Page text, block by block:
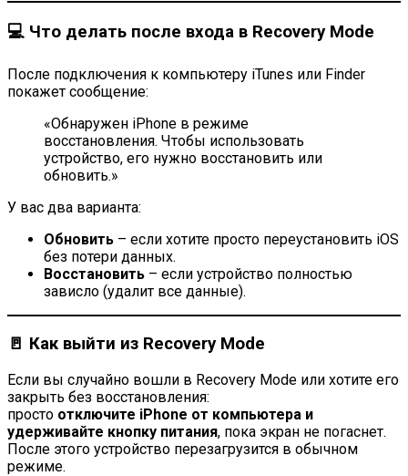
💻 Что делать после входа в Recovery Mode
После подключения к компьютеру iTunes или Finder
покажет сообщение:
«Обнаружен iPhone в режиме
восстановления. Чтобы использовать
устройство, его нужно восстановить или
обновить.»
У вас два варианта:
Обновить – если хотите просто переустановить iOS
без потери данных.
Восстановить – если устройство полностью
зависло (удалит все данные).
🚪 Как выйти из Recovery Mode
Если вы случайно вошли в Recovery Mode или хотите его
закрыть без восстановления:
просто отключите iPhone от компьютера и
удерживайте кнопку питания, пока экран не погаснет.
После этого устройство перезагрузится в обычном
режиме.